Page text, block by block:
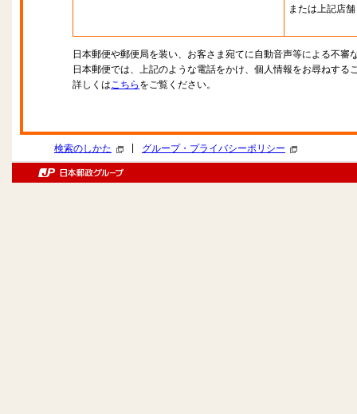
または上記店舗
日本郵便や郵便局を装い、お客さま宛てに自動音声等による不審
日本郵便では、上記のような電話をかけ、個人情報をお尋ねする
詳しくはこちら をご覧ください。
検索のしかた グループ・プライバシーポリシー